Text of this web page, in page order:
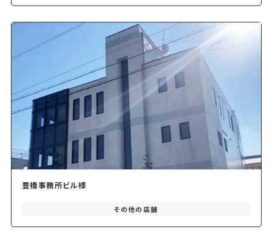
豊橋事務所ビル様
その他の店舗